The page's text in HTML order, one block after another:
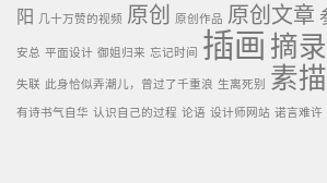
阳
几十万赞的视频 原创 原创作品 原创文章
安总 平面设计 御姐归来 忘记时间 插画 摘录
失联 此身恰似弄潮儿，曾过了千重浪 生离死别 素描
有诗书气自华 认识自己的过程 论语 设计师网站 诺言难许